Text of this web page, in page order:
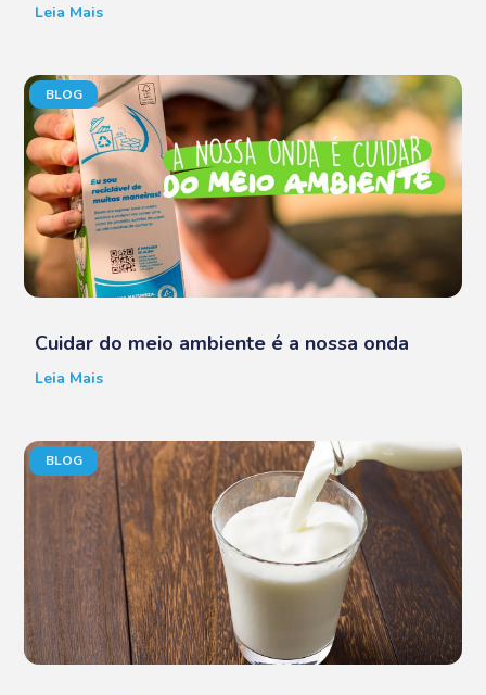
Leia Mais
BLOG
Cuidar do meio ambiente é a nossa onda
Leia Mais
BLOG